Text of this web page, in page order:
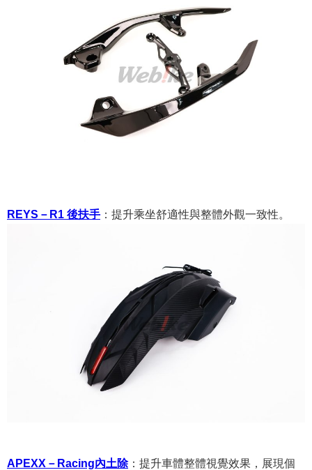
REYS－R1 後扶手 ： 提升乘坐舒適性與整體外觀一致性。
APEXX－Racing內土除： 提升車體整體視覺效果，展現個